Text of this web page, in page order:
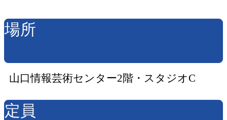
場所
山口情報芸術センター2階・スタジオC
定員